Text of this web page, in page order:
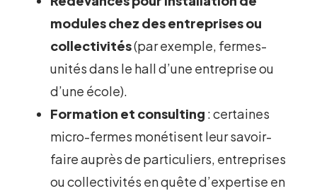
modules chez des entreprises ou
collectivités(par exemple, fermes-
unités dans le hall d’une entreprise ou
d’une école).
Formation et consulting : certaines
micro-fermes monétisent leur savoir-
faire auprès de particuliers, entreprises
ou collectivités en quête d’expertise en